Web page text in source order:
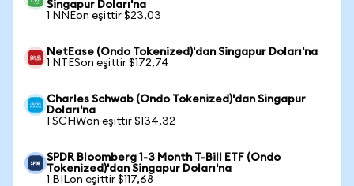
Singapur Doları'na
1 NNEon eşittir $23,03
NetEase (Ondo Tokenized)'dan Singapur Doları'na
1 NTESon eşittir $172,74
Charles Schwab (Ondo Tokenized)'dan Singapur
Doları'na
1 SCHWon eşittir $134,32
SPDR Bloomberg 1-3 Month T-Bill ETF (Ondo
Tokenized)'dan Singapur Doları'na
1 BILon eşittir $117,68